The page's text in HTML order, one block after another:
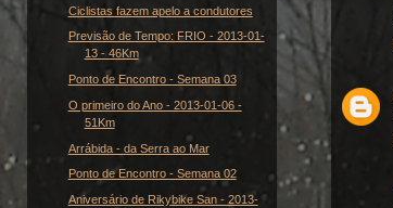
Ciclistas fazem apelo a condutores
Previsão de Tempo: FRIO - 2013-01-
13 - 46Km
Ponto de Encontro - Semana 03
O primeiro do Ano - 2013-01-06 -
51Km
Arrábida - da Serra ao Mar
Ponto de Encontro - Semana 02
Aniversário de Rikybike San - 2013-